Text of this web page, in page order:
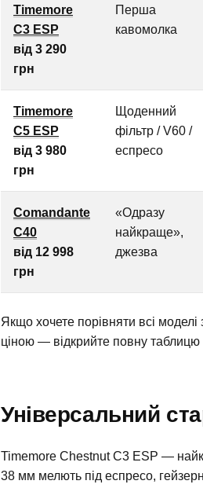
Timemore
C3 ESP
від 3 290
грн
Перша
кавомолка
Timemore
C5 ESP
від 3 980
грн
Щоденний
фільтр / V60 /
еспресо
Comandante
C40
від 12 998
грн
«Одразу
найкраще»,
джезва
Якщо хочете порівняти всі
ціною — відкрийте повну таблицю
Універсальний
Timemore Chestnut C3 ESP —
38 мм мелють під еспресо,